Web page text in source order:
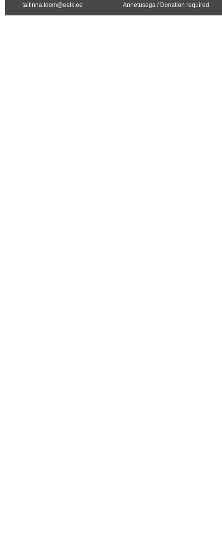
tallinna.toom@eelk.ee
Annetusega / Donation required